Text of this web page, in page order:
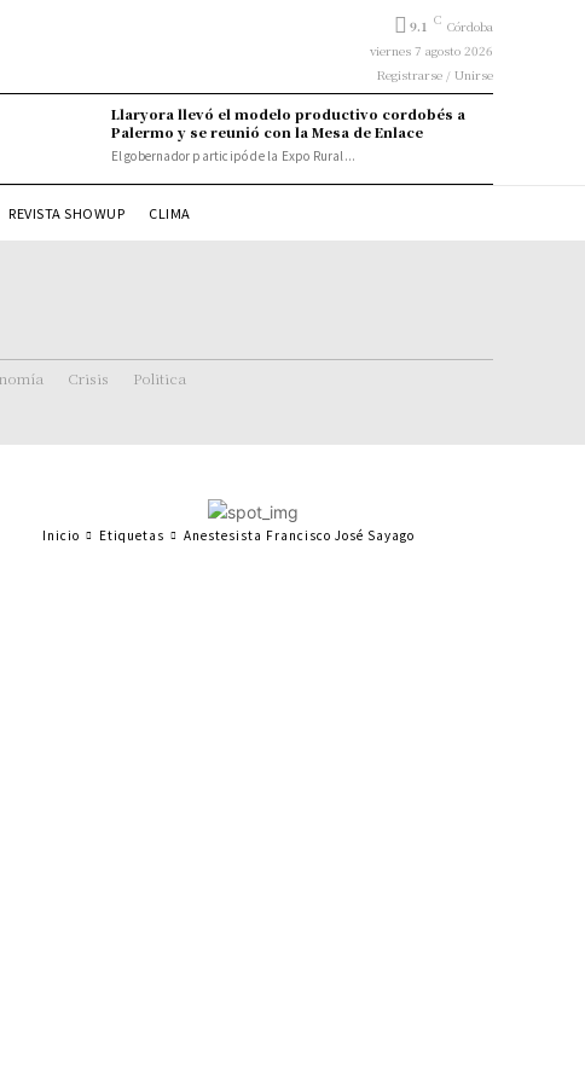
9.1 C Córdoba
viernes 7 agosto 2026
Registrarse / Unirse
Llaryora llevó el modelo productivo cordobés a
Palermo y se reunió con la Mesa de Enlace
El gobernador participó de la Expo Rural...
REVISTA SHOWUP CLIMA
Crisis Politica
Inicio Etiquetas Anestesista Francisco José Sayago